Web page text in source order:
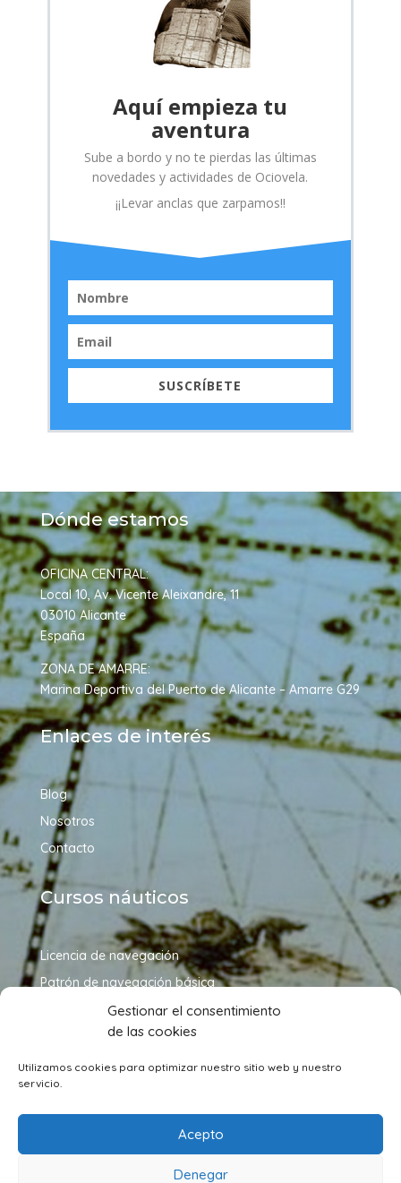
Gestionar el consentimiento
de las cookies
Utilizamos cookies para optimizar nuestro sitio web y nuestro
servicio.
Acepto
Denegar
Aquí empieza tu
aventura
Sube a bordo y no te pierdas las últimas
novedades y actividades de Ociovela.
¡¡Levar anclas que zarpamos!!
SUSCRÍBETE
Dónde estamos
OFICINA CENTRAL:
Local 10, Av. Vicente Aleixandre, 11
03010 Alicante
España
ZONA DE AMARRE:
Marina Deportiva del Puerto de Alicante – Amarre G29
Enlaces de interés
Blog
Nosotros
Contacto
Cursos náuticos
Licencia de navegación
Patrón de navegación básica
Patrón de embarcaciones de recreo
Patrón de yate
Capitán de yate
Síguenos en redes sociales